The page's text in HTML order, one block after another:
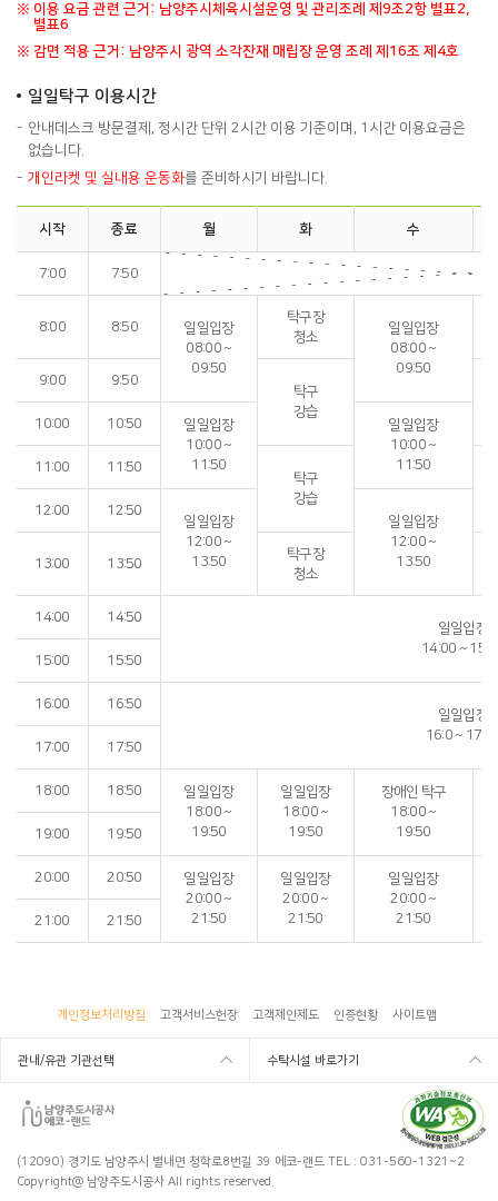
※ 이용 요금 관련 근거: 남양주시체육시설운영 및 관리조례 제9조2항 별표2,
별표6
※ 감면 적용 근거: 남양주시 광역 소각잔재 매립장 운영 조례 제16조 제4호
일일탁구 이용시간
안내데스크 방문결제, 정시간 단위 2시간 이용 기준이며, 1시간 이용요금은
없습니다.
개인라켓 및 실내용 운동화를 준비하시기 바랍니다.
시작 종료 월 화 수
7:00 7:50
8:00 8:50
일일입장
08:00 ~
09:50
탁구장
청소
일일입장
08:00 ~
09:50
9:00 9:50
탁구
강습
10:00 10:50
일일입장
10:00 ~
11:50
일일입장
10:00 ~
11:50
11:00 11:50
탁구
강습
12:00 12:50
일일입장
12:00 ~
13:50
일일입장
12:00 ~
13:50
13:00 13:50
탁구장
청소
14:00 14:50
일일입장
14:00 ~
15:00 15:50
16:00 16:50
일일입장
16:0 ~
17:00 17:50
18:00 18:50
일일입장
18:00 ~
19:50
일일입장
18:00 ~
19:50
장애인 탁구
18:00 ~
19:50
19:00 19:50
20:00 20:50
일일입장
20:00 ~
21:50
일일입장
20:00 ~
21:50
일일입장
20:00 ~
21:50
21:00 21:50
개인정보처리방침 고객서비스헌장 고객제안제도 인증현황 사이트맵
관내/유관 기관선택 수탁시설 바로가기
(12090) 경기도 남양주시 별내면 청학로8번길 39 에코-랜드 TEL : 031-560-1321~2
Copyright@ 남양주도시공사 All rights reserved.